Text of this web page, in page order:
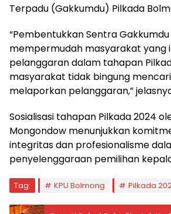
Terpadu (Gakkumdu) Pilkada
“Pembentukkan Sentra
mempermudah masyarakat yang
pelanggaran dalam tahapan
masyarakat tidak bingung
melaporkan pelanggaran,”
Sosialisasi tahapan Pilkada 2024
Mongondow menunjukkan
integritas dan profesionalisme
penyelenggaraan pemilihan
Tag: KPU Bolmong Pilkada